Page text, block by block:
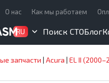
О нас Как мы работаем
RU Поиск СТОБлог
запчасти | Acura | EL II